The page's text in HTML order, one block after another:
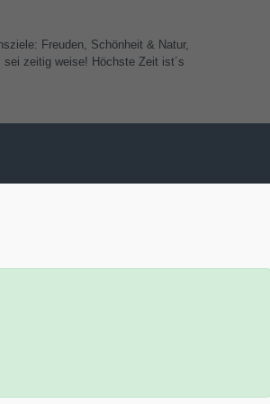
Freuden, Schönheit & Natur,
zeitig weise! Höchste Zeit ist´s